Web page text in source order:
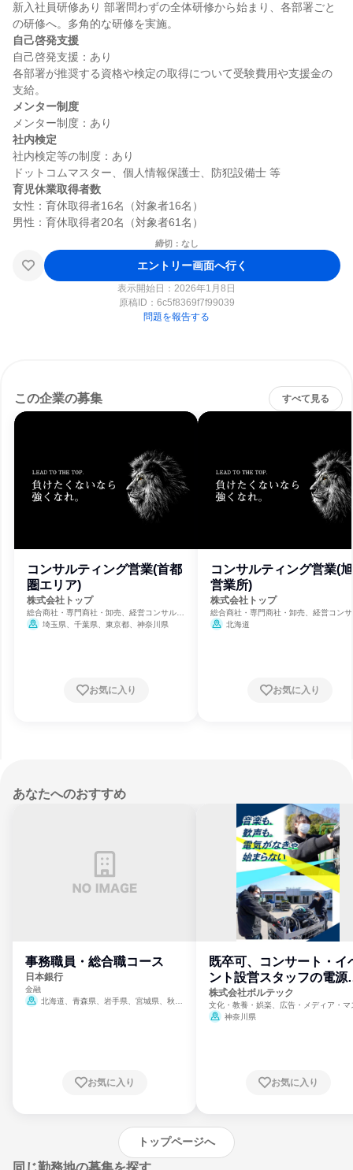
新入社員研修あり 部署問わずの全体研修から始まり、各部署ごと
自己啓発支援
自己啓発支援：あり
各部署が推奨する資格や検定の取得について受験費用や支援金の
メンター制度
社内検定
社内検定等の制度：あり
育児休業取得者数
女性：育休取得者16名（対象者16名）
締切：なし
エントリー画面へ行く
表示開始日：2026年1月8日
原稿ID： 6c5f8369f7f99039
問題を報告する
この企業の募集 すべて見る
コンサルティング営業(首都
圏エリア)
株式会社トップ
総合商社・専門商社・卸売、経営コンサルテ
ィング、通信・インターネット
埼玉県、千葉県、東京都、神奈川県
お気に入り
コンサルティング営業(
営業所)
株式会社トップ
総合商社・専門商社・卸売、経営コン
ィング、通信・インターネット
北海道
お気に入り
あなたへのおすすめ
事務職員・総合職コース
日本銀行
金融
北海道、青森県、岩手県、宮城県、秋田
崎県、熊本県、大分県、宮崎県、鹿児島県、
お気に入り
既卒可、コンサート・イ
ント設営スタッフの電源
門
株式会社ボルテック
文化・教養・娯楽、広告・メディア・マ
ミ、電力・ガス・水道・エネルギー
神奈川県
お気に入り
トップページへ
同じ勤務地の募集を探す